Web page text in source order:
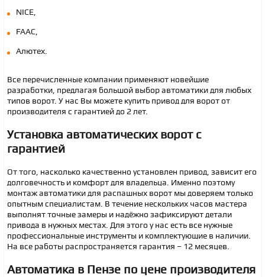
NICE,
FAAC,
Алютех.
Все перечисленные компании применяют новейшие
разработки, предлагая большой выбор автоматики для любых
типов ворот. У нас Вы можете купить привод для ворот от
производителя с гарантией до 2 лет.
Установка автоматических ворот с
гарантией
От того, насколько качественно установлен привод, зависит его
долговечность и комфорт для владельца. Именно поэтому
монтаж автоматики для распашных ворот мы доверяем только
опытным специалистам. В течение нескольких часов мастера
выполнят точные замеры и надёжно зафиксируют детали
привода в нужных местах. Для этого у нас есть все нужные
профессиональные инструменты и комплектующие в наличии.
На все работы распространяется гарантия – 12 месяцев.
Автоматика в Пензе по цене производителя